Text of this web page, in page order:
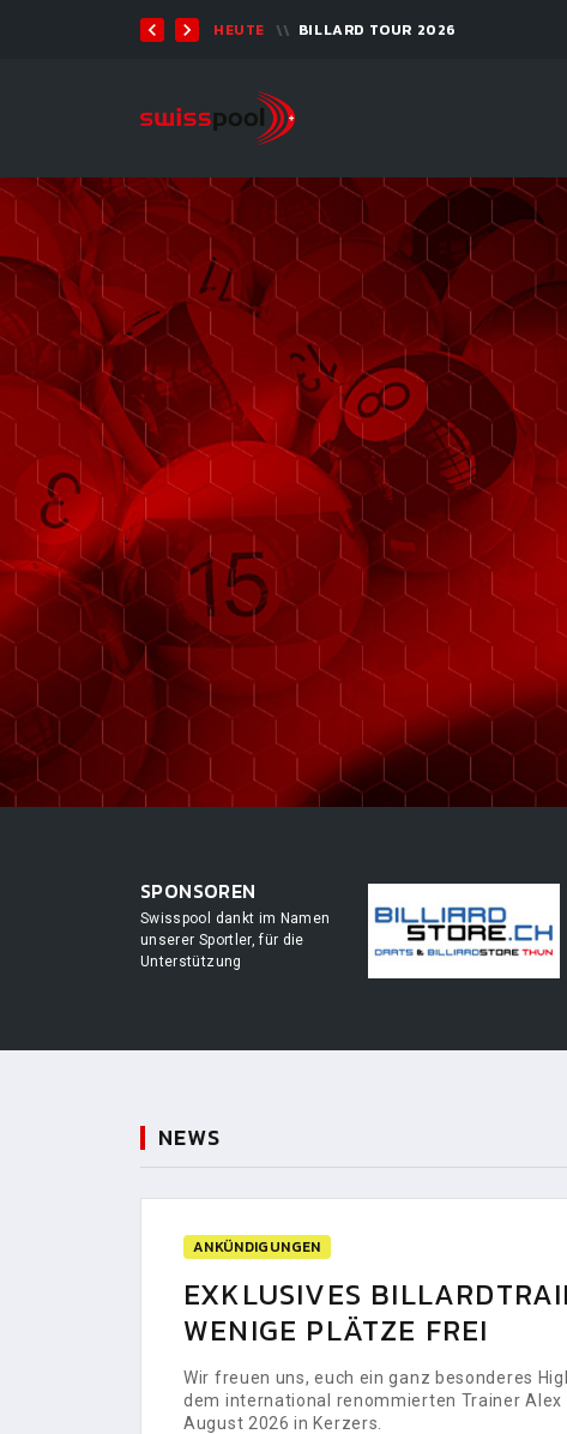
2026 - 9-BALL HEUTE BILLARD TOUR 2026
SPONSOREN
Swisspool dankt im Namen
unserer Sportler, für die
Unterstützung
NEWS
ANKÜNDIGUNGEN
EXKLUSIVES
WENIGE PLÄTZE FREI
Wir freuen uns, euch ein ganz besonderes
dem international renommierten Trainer Alex
August 2026 in Kerzers.